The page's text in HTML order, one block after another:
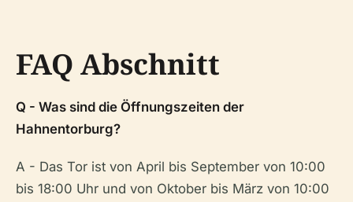
FAQ Abschnitt
Q - Was sind die Öffnungszeiten der
Hahnentorburg?
A - Das Tor ist von April bis September von 10:00
bis 18:00 Uhr und von Oktober bis März von 10:00